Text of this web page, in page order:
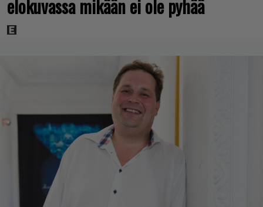
elokuvassa mikään ei ole pyhää